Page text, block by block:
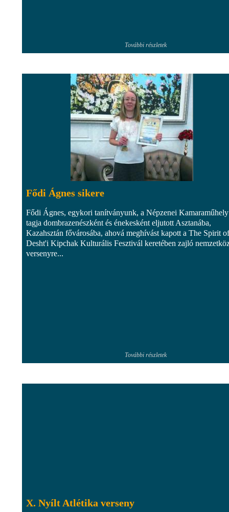
További részletek
Fődi Ágnes sikere
Fődi Ágnes, egykori tanítványunk, a Népzenei Kamaraműhely
tagja dombrazenészként és énekesként eljutott Asztanába,
Kazahsztán fővárosába, ahová meghívást kapott a The Spirit of
Desht'i Kipchak Kulturális Fesztivál keretében zajló
versenyre...
További részletek
X. Nyílt Atlétika verseny